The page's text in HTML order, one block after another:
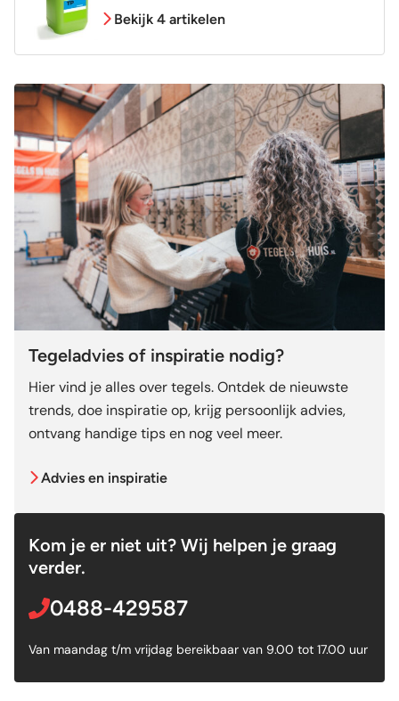
Bekijk 4 artikelen
Tegeladvies of inspiratie nodig?
Hier vind je alles over tegels. Ontdek de nieuwste
trends, doe inspiratie op, krijg persoonlijk advies,
ontvang handige tips en nog veel meer.
Advies en inspiratie
Kom je er niet uit? Wij helpen je graag
verder.
0488-429587
Van maandag t/m vrijdag bereikbaar van 9.00 tot 17.00 uur